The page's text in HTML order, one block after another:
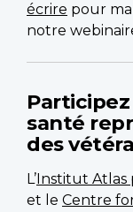
écrire pour
notre
santé
des
L’Institut Atlas
et le Centre